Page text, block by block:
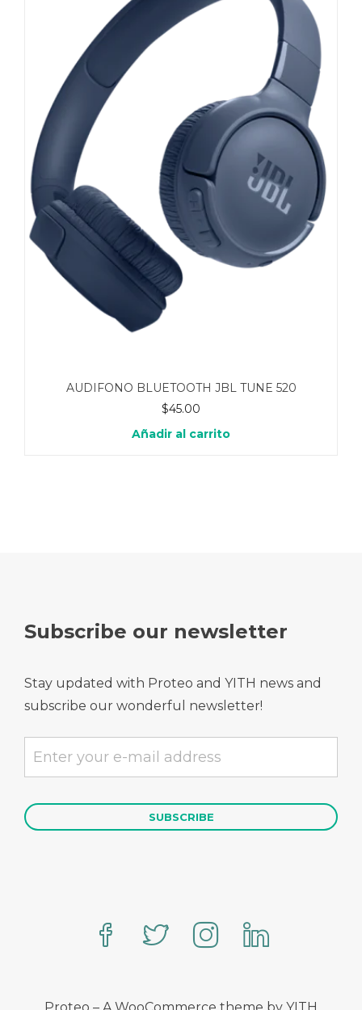
AUDIFONO BLUETOOTH JBL TUNE 520
$45.00
Añadir al carrito
Subscribe our newsletter
Stay updated with Proteo and YITH news and
subscribe our wonderful newsletter!